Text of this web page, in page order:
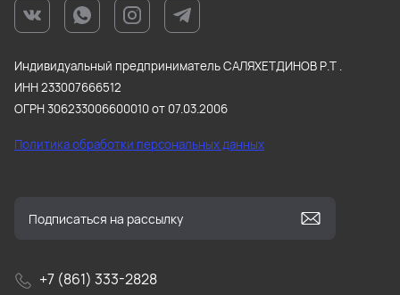
Индивидуальный предприниматель САЛЯХЕТДИНОВ Р.Т .
ИНН 233007666512
ОГРН 306233006600010 от 07.03.2006
Политика обработки персональных данных
+7 (861) 333-2828